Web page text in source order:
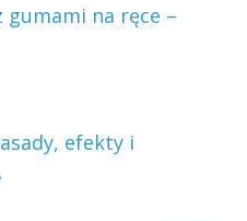
gumami na ręce –
efekty i